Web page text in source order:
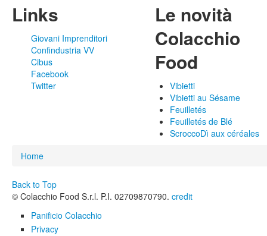
Links
Giovani Imprenditori
Confindustria VV
Cibus
Facebook
Twitter
Le novità
Colacchio
Food
Vibietti
Vibietti au Sésame
Feuilletés
Feuilletés de Blé
ScroccoDì aux céréales
You are here
Home
Back to Top
© Colacchio Food S.r.l. P.I. 02709870790. credit
Panificio Colacchio
Privacy